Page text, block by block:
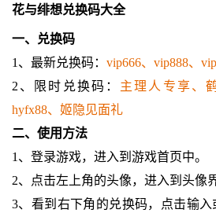
花与绯想兑换码大全
一、兑换码
1、最新兑换码： vip666、vip888、
2、限时兑换码： 主理人专享、
hyfx88、姬隐见面礼
二、使用方法
1、登录游戏，进入到游戏首页中。
2、点击左上角的头像，进入到头像
3、看到右下角的兑换码，点击输